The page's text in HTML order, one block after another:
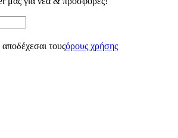
τουςόρους χρήσης